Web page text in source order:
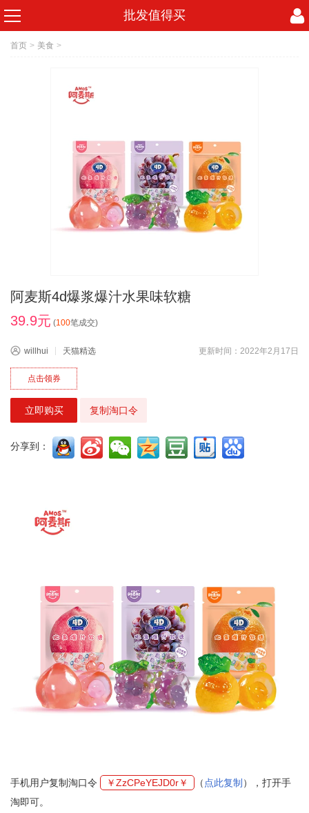
批发值得买
首页 > 美食 >
阿麦斯4d爆浆爆汁水果味软糖
39.9元 (100笔成交)
willhui 天猫精选 更新时间：2022年2月17日
点击领券
立即购买 复制淘口令
分享到：
手机用户复制淘口令 ￥ZzCPeYEJD0r￥ （ 点此复制 ），打开手
淘即可。